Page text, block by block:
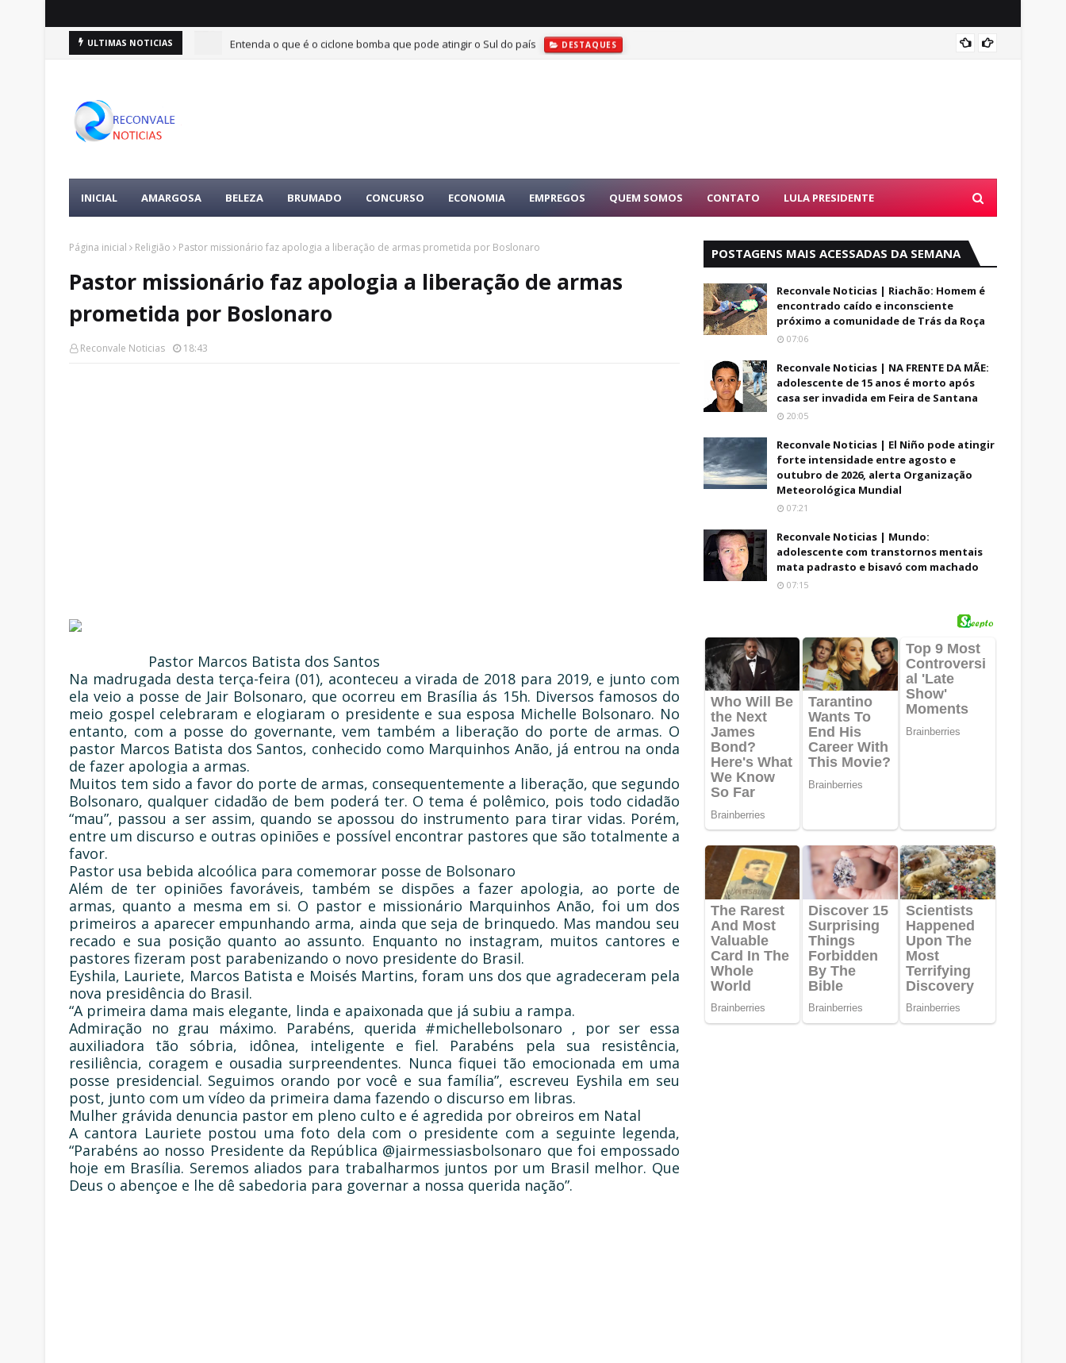
ULTIMAS NOTICIAS Entenda o que é o ciclone bomba que pode atingir o Sul do país DESTAQUES
INICIAL AMARGOSA BELEZA BRUMADO CONCURSO ECONOMIA EMPREGOS QUEM SOMOS CONTATO LULA PRESIDENTE
Página inicial Religião Pastor missionário faz apologia a liberação de armas prometida por Boslonaro
Pastor missionário faz apologia a liberação de armas
prometida por Boslonaro
Reconvale Noticias 18:43
Pastor Marcos Batista dos Santos
Na madrugada desta terça-feira (01), aconteceu a virada de 2018 para 2019, e junto com
ela veio a posse de Jair Bolsonaro, que ocorreu em Brasília ás 15h. Diversos famosos do
meio gospel celebraram e elogiaram o presidente e sua esposa Michelle Bolsonaro. No
entanto, com a posse do governante, vem também a liberação do porte de armas. O
pastor Marcos Batista dos Santos, conhecido como Marquinhos Anão, já entrou na onda
de fazer apologia a armas.
Muitos tem sido a favor do porte de armas, consequentemente a liberação, que segundo
Bolsonaro, qualquer cidadão de bem poderá ter. O tema é polêmico, pois todo cidadão
“mau”, passou a ser assim, quando se apossou do instrumento para tirar vidas. Porém,
entre um discurso e outras opiniões e possível encontrar pastores que são totalmente a
favor.
Pastor usa bebida alcoólica para comemorar posse de Bolsonaro
Além de ter opiniões favoráveis, também se dispões a fazer apologia, ao porte de
armas, quanto a mesma em si. O pastor e missionário Marquinhos Anão, foi um dos
primeiros a aparecer empunhando arma, ainda que seja de brinquedo. Mas mandou seu
recado e sua posição quanto ao assunto. Enquanto no instagram, muitos cantores e
pastores fizeram post parabenizando o novo presidente do Brasil.
Eyshila, Lauriete, Marcos Batista e Moisés Martins, foram uns dos que agradeceram pela
nova presidência do Brasil.
“A primeira dama mais elegante, linda e apaixonada que já subiu a rampa.
Admiração no grau máximo. Parabéns, querida #michellebolsonaro , por ser essa
auxiliadora tão sóbria, idônea, inteligente e fiel. Parabéns pela sua resistência,
resiliência, coragem e ousadia surpreendentes. Nunca fiquei tão emocionada em uma
posse presidencial. Seguimos orando por você e sua família”, escreveu Eyshila em seu
post, junto com um vídeo da primeira dama fazendo o discurso em libras.
Mulher grávida denuncia pastor em pleno culto e é agredida por obreiros em Natal
A cantora Lauriete postou uma foto dela com o presidente com a seguinte legenda,
“Parabéns ao nosso Presidente da República @jairmessiasbolsonaro que foi empossado
hoje em Brasília. Seremos aliados para trabalharmos juntos por um Brasil melhor. Que
Deus o abençoe e lhe dê sabedoria para governar a nossa querida nação”.
POSTAGENS MAIS ACESSADAS DA SEMANA
Reconvale Noticias | Riachão: Homem é
encontrado caído e inconsciente
próximo a comunidade de Trás da Roça
07:06
Reconvale Noticias | NA FRENTE DA MÃE:
adolescente de 15 anos é morto após
casa ser invadida em Feira de Santana
20:05
Reconvale Noticias | El Niño pode atingir
forte intensidade entre agosto e
outubro de 2026, alerta Organização
Meteorológica Mundial
07:21
Reconvale Noticias | Mundo:
adolescente com transtornos mentais
mata padrasto e bisavó com machado
07:15